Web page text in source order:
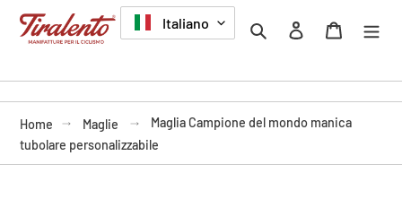
direttamente
LINGUAItaliano Cerca Accedi Carrello
Home Maglie
Maglia Campione del mondo manica
tubolare personalizzabile